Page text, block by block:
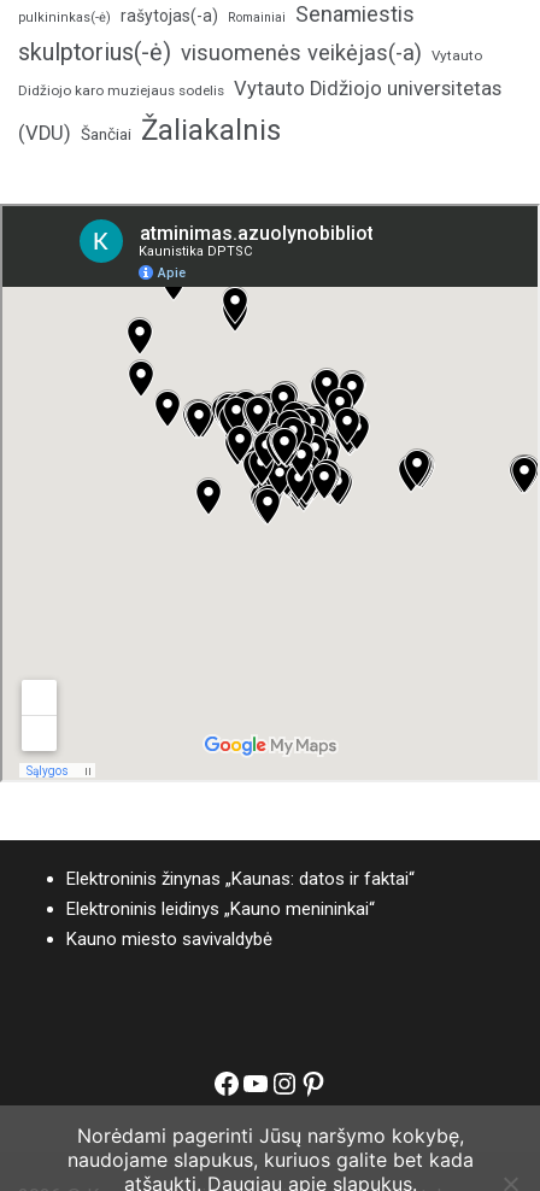
pulkininkas(-ė) rašytojas(-a) Romainiai Senamiestis
skulptorius(-ė) visuomenės veikėjas(-a) Vytauto
Didžiojo karo muziejaus sodelis Vytauto Didžiojo universitetas
(VDU) Šančiai Žaliakalnis
Elektroninis žinynas „Kaunas: datos ir faktai“
Elektroninis leidinys „Kauno menininkai“
Kauno miesto savivaldybė
Facebook
YouTube
Instagram
Pinterest
Norėdami pagerinti Jūsų naršymo kokybę,
naudojame slapukus, kuriuos galite bet kada
atšaukti. Daugiau apie slapukus.